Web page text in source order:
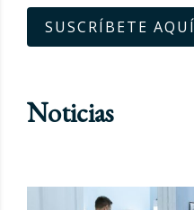
SUSCRÍBETE AQUÍ
Noticias